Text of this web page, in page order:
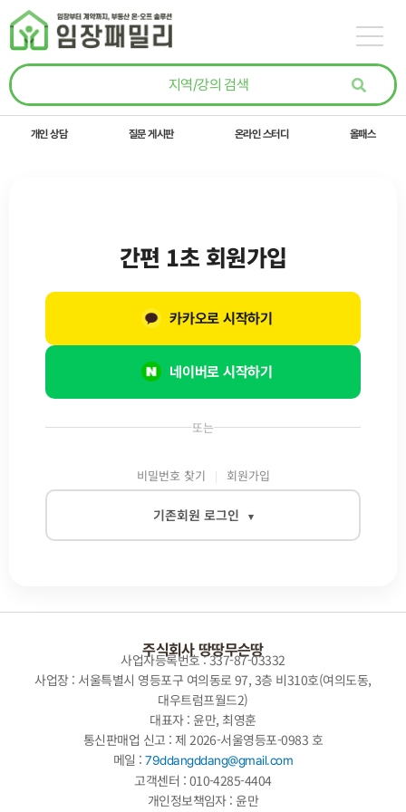
콘텐츠로
건너뛰기
개인 상담 질문 게시판 온라인 스터디 올패스
또는
비밀번호 찾기 회원가입
기존회원 로그인 ▾
로그인
간편 1초 회원가입
네이버로 시작하기
카카오로 시작하기
주식회사 땅땅무슨땅
사업자등록번호 : 337-87-03332
사업장 : 서울특별시 영등포구 여의동로 97, 3층 비310호(여의도동,
대우트럼프월드2)
대표자 : 윤만, 최영훈
통신판매업 신고 : 제 2026-서울영등포-0983 호
메일 :79ddangddang@gmail.com
고객센터 : 010-4285-4404
개인정보책임자 : 윤만